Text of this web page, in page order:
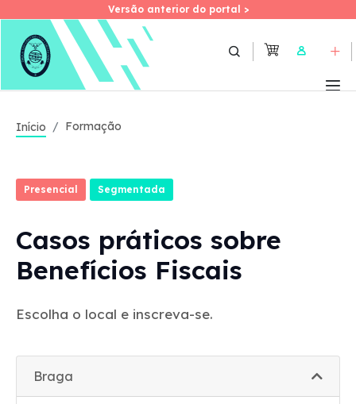
Skip
Versão anterior do portal >
Versão anterior do portal >
User
Início Formação
Presencial Segmentada
Casos práticos sobre
Benefícios Fiscais
Escolha o local e inscreva-se.
Braga